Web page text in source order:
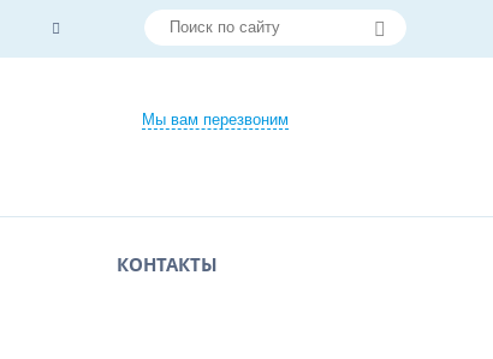
Мы вам перезвоним
КОНТАКТЫ